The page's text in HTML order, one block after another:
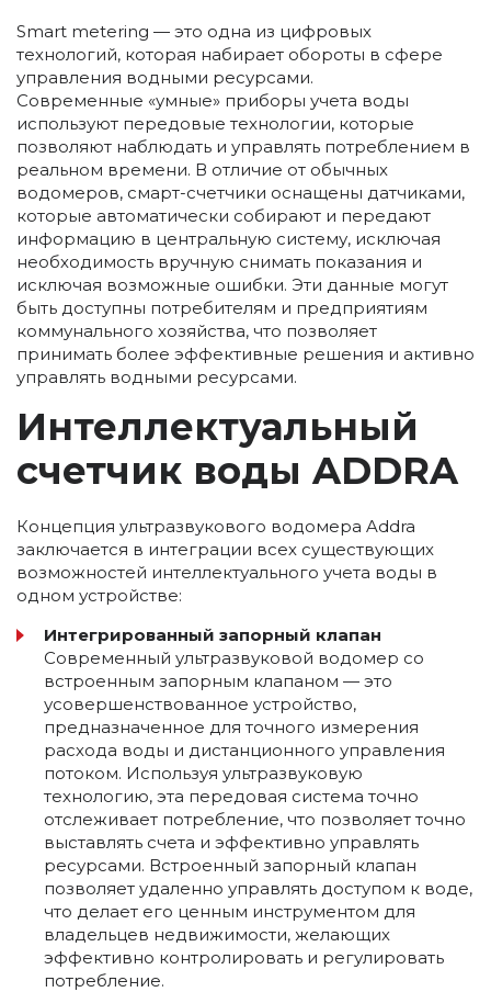
Smart metering — это одна из цифровых
технологий, которая набирает обороты в сфере
управления водными ресурсами.
Современные «умные» приборы учета воды
используют передовые технологии, которые
позволяют наблюдать и управлять потреблением в
реальном времени. В отличие от обычных
водомеров, смарт-счетчики оснащены датчиками,
которые автоматически собирают и передают
информацию в центральную систему, исключая
необходимость вручную снимать показания и
исключая возможные ошибки. Эти данные могут
быть доступны потребителям и предприятиям
коммунального хозяйства, что позволяет
принимать более эффективные решения и активно
управлять водными ресурсами.
Интеллектуальный
счетчик воды ADDRA
Концепция ультразвукового водомера Addra
заключается в интеграции всех существующих
возможностей интеллектуального учета воды в
одном устройстве:
Интегрированный запорный клапан
Современный ультразвуковой водомер со
встроенным запорным клапаном — это
усовершенствованное устройство,
предназначенное для точного измерения
расхода воды и дистанционного управления
потоком. Используя ультразвуковую
технологию, эта передовая система точно
отслеживает потребление, что позволяет точно
выставлять счета и эффективно управлять
ресурсами. Встроенный запорный клапан
позволяет удаленно управлять доступом к воде,
что делает его ценным инструментом для
владельцев недвижимости, желающих
эффективно контролировать и регулировать
потребление.